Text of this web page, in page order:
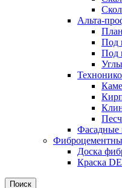
Альта-
Под
Под
Углы
Фасадные
Доска
Краска
Поиск